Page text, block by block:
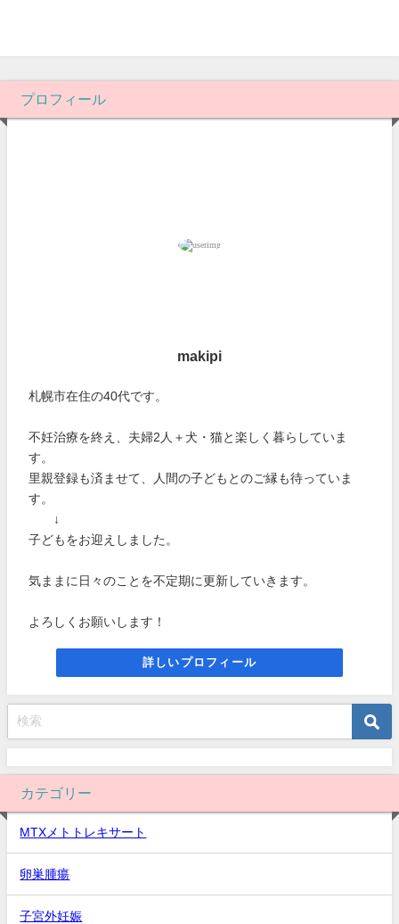
プロフィール
makipi
札幌市在住の40代です。
不妊治療を終え、夫婦2人＋犬・猫と楽しく暮らしていま
す。
里親登録も済ませて、人間の子どもとのご縁も待っていま
す。
↓
子どもをお迎えしました。
気ままに日々のことを不定期に更新していきます。
よろしくお願いします！
詳しいプロフィール
カテゴリー
MTXメトトレキサート
卵巣腫瘍
子宮外妊娠